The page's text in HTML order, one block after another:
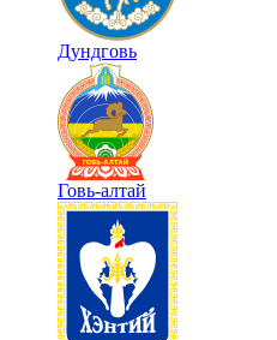
Дундговь
Говь-алтай